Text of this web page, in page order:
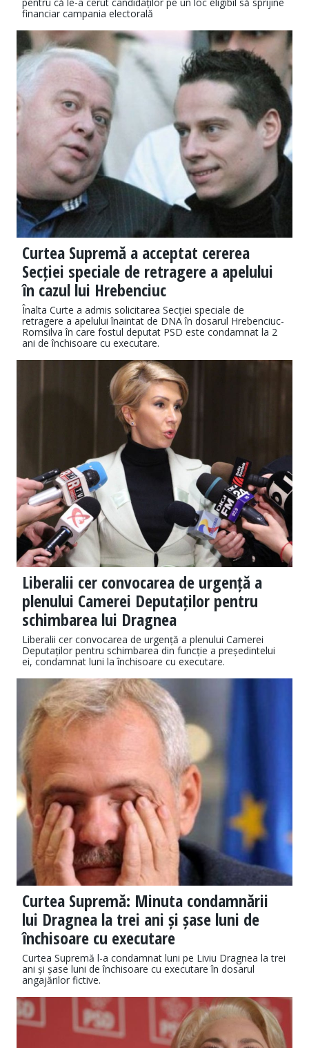
financiar campania electorală
Curtea Supremă a acceptat cererea
Secției speciale de retragere a apelului
în cazul lui Hrebenciuc
Înalta Curte a admis solicitarea Secției speciale de
retragere a apelului înaintat de DNA în dosarul Hrebenciuc-
Romsilva în care fostul deputat PSD este condamnat la 2
ani de închisoare cu executare.
Liberalii cer convocarea de urgență a
plenului Camerei Deputaților pentru
schimbarea lui Dragnea
Liberalii cer convocarea de urgență a plenului Camerei
Deputaților pentru schimbarea din funcție a președintelui
ei, condamnat luni la închisoare cu executare.
Curtea Supremă: Minuta condamnării
lui Dragnea la trei ani și șase luni de
închisoare cu executare
Curtea Supremă l-a condamnat luni pe Liviu Dragnea la trei
ani și șase luni de închisoare cu executare în dosarul
angajărilor fictive.